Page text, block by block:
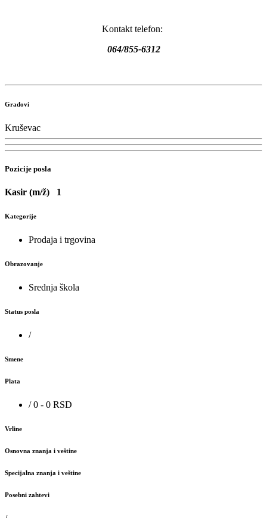
Kontakt telefon:
064/855-6312
Gradovi
Kruševac
Pozicije posla
Kasir (m/ž) 1
Kategorije
Prodaja i trgovina
Obrazovanje
Srednja škola
Status posla
/
Smene
Plata
/ 0 - 0 RSD
Vrline
Osnovna znanja i veštine
Specijalna znanja i veštine
Posebni zahtevi